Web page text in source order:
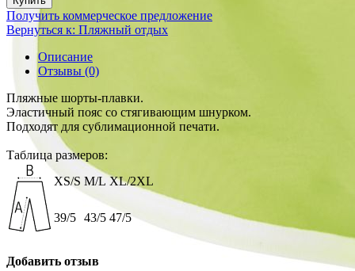
Получить коммерческое предложение
Вернуться к: Пляжный отдых
Описание
Отзывы (0)
Пляжные шорты-плавки.
Эластичный пояс со стягивающим шнурком.
Подходят для сублимационной печати.
Таблица размеров:
XS/S M/L XL/2XL
39/5 43/5 47/5
Добавить отзыв